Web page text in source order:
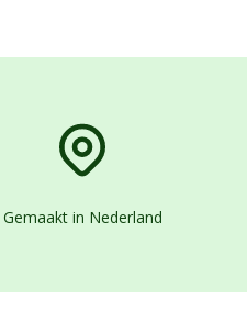
Gemaakt in Nederland